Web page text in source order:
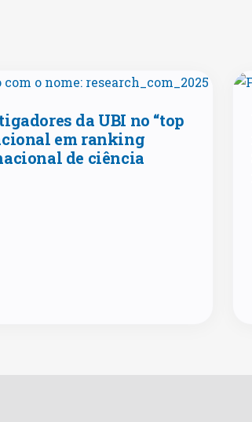
da UBI no “top
em ranking
de ciência